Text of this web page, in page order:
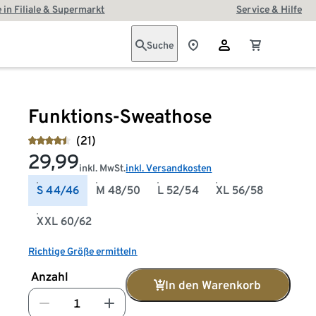
in Filiale & Supermarkt Service & Hilfe
Suche
Funktions-Sweathose
(21)
29,99inkl. MwSt.inkl. Versandkosten
S 44/46 M 48/50 L 52/54 XL 56/58
XXL 60/62
Richtige Größe ermitteln
Anzahl
In den Warenkorb